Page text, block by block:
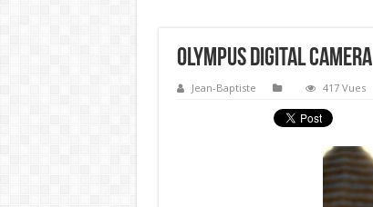
OLYMPUS DIGITAL CAMERA
Jean-Baptiste 417 Vues